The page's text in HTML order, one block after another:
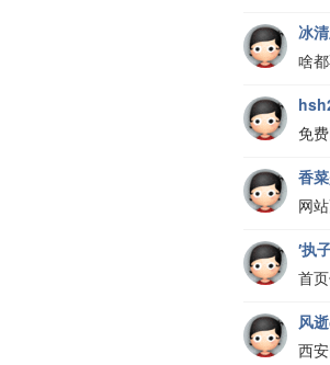
冰
啥
免
香
网
′执
首
风
西